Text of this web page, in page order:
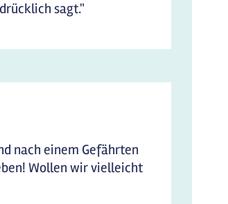
sagt."
nach einem Gefährten
Wollen wir vielleicht